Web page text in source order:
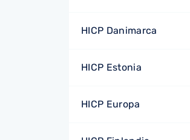
HICP Danimarca
HICP Estonia
HICP Europa